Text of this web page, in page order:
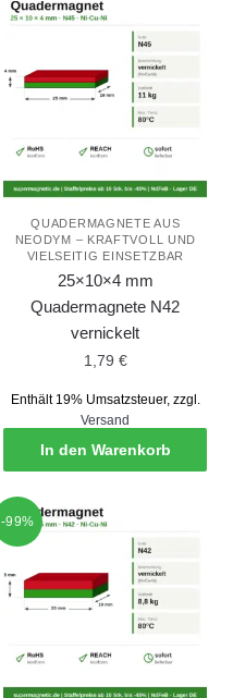
QUADERMAGNETE AUS
NEODYM – KRAFTVOLL UND
VIELSEITIG EINSETZBAR
25×10×4 mm
Quadermagnete N42
vernickelt
1,79 €
Enthält 19% Umsatzsteuer, zzgl.
Versand
In den Warenkorb
-99%